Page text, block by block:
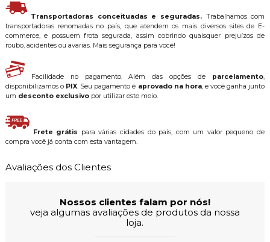
Transportadoras conceituadas e seguradas. Trabalhamos com
transportadoras renomadas no país, que atendem os mais diversos sites de E-
commerce, e possuem frota segurada, assim cobrindo quaisquer prejuízos de
roubo, acidentes ou avarias. Mais segurança para você!
Facilidade no pagamento. Além das opções de parcelamento,
disponibilizamos o PIX. Seu pagamento é aprovado na hora, e você ganha junto
um desconto exclusivopor utilizar este meio.
Frete grátis para várias cidades do país, com um valor pequeno de
compra você já conta com esta vantagem.
Avaliações dos Clientes
Nossos clientes falam por nós!
veja algumas avaliações de produtos da nossa
loja.